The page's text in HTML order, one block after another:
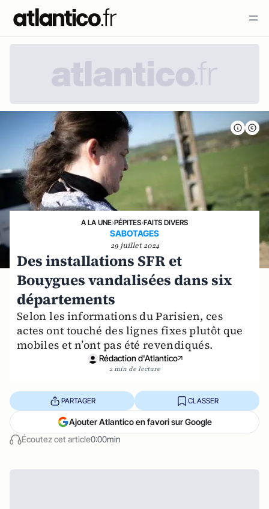
A LA UNE›PÉPITES›FAITS DIVERS
SABOTAGES
29 juillet 2024
Des installations SFR et
Bouygues vandalisées dans six
départements
Selon les informations du Parisien, ces
actes ont touché des lignes fixes plutôt que
mobiles et n’ont pas été revendiqués.
Rédaction d'Atlantico
2 min de lecture
Écoutez cet article0:00min
PARTAGER CLASSER
Ajouter Atlantico en favori sur Google